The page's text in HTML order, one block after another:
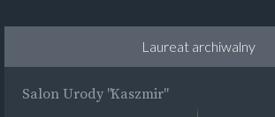
Laureat archiwalny
Salon Urody "Kaszmir"